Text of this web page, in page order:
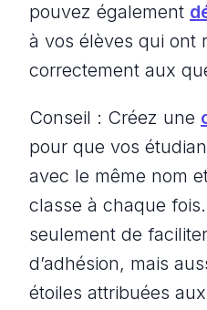
pouvez également
à vos élèves qui ont
correctement aux
Conseil : Créez une
pour que vos
avec le même nom
classe à chaque
seulement de
d’adhésion, mais
étoiles attribuées